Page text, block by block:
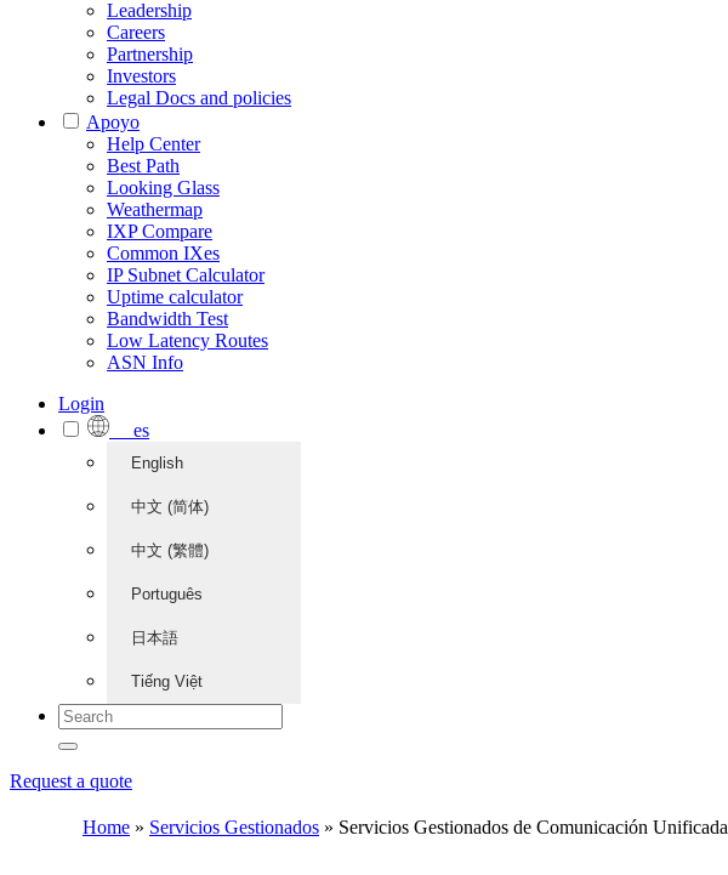
Leadership
Careers
Partnership
Investors
Legal Docs and policies
Apoyo
Help Center
Best Path
Looking Glass
Weathermap
IXP Compare
Common IXes
IP Subnet Calculator
Uptime calculator
Bandwidth Test
Low Latency Routes
ASN Info
Login
es
English
中文 (简体)
中文 (繁體)
Português
日本語
Tiếng Việt
Request a quote
Home » Servicios Gestionados » Servicios Gestionados de Comunicación Unificada